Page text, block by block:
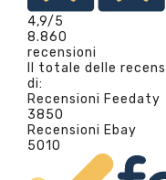
4,9/5
8.860
recensioni
Il totale delle
di:
Recensioni Feedaty
3850
Recensioni Ebay
5010